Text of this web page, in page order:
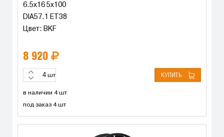
6.5x16 5x100
DIA57.1 ET38
Цвет: BKF
8 920
шт КУПИТЬ
в наличии 4 шт
под заказ 4 шт